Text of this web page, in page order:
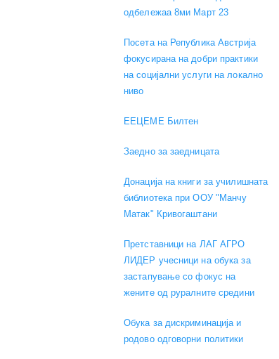
одбележаа 8ми Март 23
Посета на Република Австрија
фокусирана на добри практики
на социјални услуги на локално
ниво
EEЦЕМЕ Билтен
Заедно за заедницата
Донација на книги за училишната
библиотека при ООУ "Манчу
Матак" Кривогаштани
Претставници на ЛАГ АГРО
ЛИДЕР учесници на обука за
застапување со фокус на
жените од руралните средини
Обука за дискриминација и
родово одговорни политики